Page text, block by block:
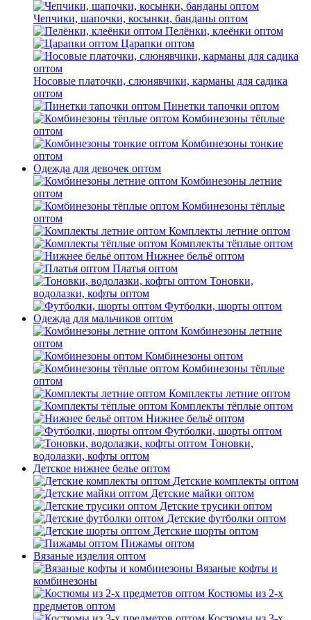
Чепчики, шапочки, косынки, банданы оптом
Пелёнки, клеёнки оптом
Царапки оптом
Носовые платочки, слюнявчики, карманы для садика
оптом
Пинетки тапочки оптом
Комбинезоны тёплые
оптом
Комбинезоны тонкие
оптом
Одежда для девочек оптом
Комбинезоны летние
оптом
Комбинезоны тёплые
оптом
Комплекты летние оптом
Комплекты тёплые оптом
Нижнее бельё оптом
Платья оптом
Тоновки,
водолазки, кофты оптом
Футболки, шорты оптом
Одежда для мальчиков оптом
Комбинезоны летние
оптом
Комбинезоны оптом
Комбинезоны тёплые
оптом
Комплекты летние оптом
Комплекты тёплые оптом
Нижнее бельё оптом
Футболки, шорты оптом
Тоновки,
водолазки, кофты оптом
Детское нижнее белье оптом
Детские комплекты оптом
Детские майки оптом
Детские трусики оптом
Детские футболки оптом
Детские шорты оптом
Пижамы оптом
Вязаные изделия оптом
Вязаные кофты и
комбинезоны
Костюмы из 2-х
предметов оптом